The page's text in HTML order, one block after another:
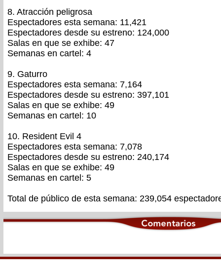
8. Atracción peligrosa
Espectadores esta semana: 11,421
Espectadores desde su estreno: 124,000
Salas en que se exhibe: 47
Semanas en cartel: 4
9. Gaturro
Espectadores esta semana: 7,164
Espectadores desde su estreno: 397,101
Salas en que se exhibe: 49
Semanas en cartel: 10
10. Resident Evil 4
Espectadores esta semana: 7,078
Espectadores desde su estreno: 240,174
Salas en que se exhibe: 49
Semanas en cartel: 5
Total de público de esta semana: 239,054